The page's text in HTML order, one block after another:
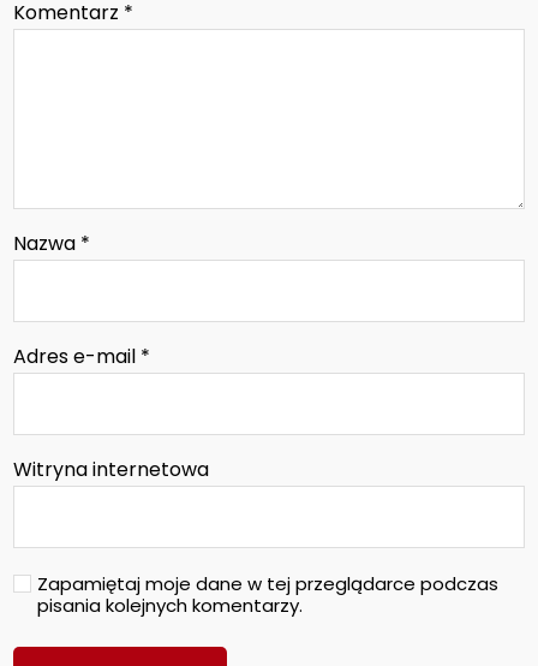
Komentarz *
Nazwa *
Adres e-mail *
Witryna internetowa
Zapamiętaj moje dane w tej przeglądarce podczas
pisania kolejnych komentarzy.